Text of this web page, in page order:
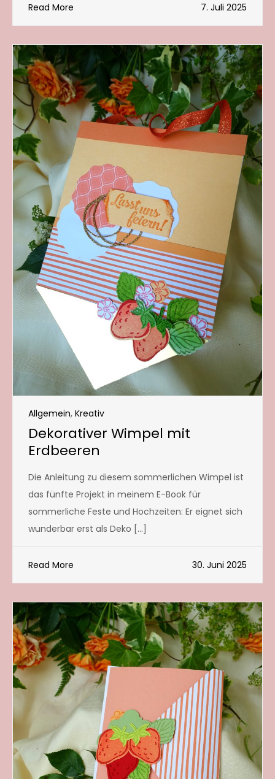
Read More 7. Juli 2025
Allgemein, Kreativ
Dekorativer Wimpel mit
Erdbeeren
Die Anleitung zu diesem sommerlichen Wimpel ist
das fünfte Projekt in meinem E-Book für
sommerliche Feste und Hochzeiten: Er eignet sich
wunderbar erst als Deko […]
Read More 30. Juni 2025